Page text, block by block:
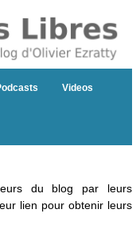
Videos
du blog par leurs
lien pour obtenir leurs